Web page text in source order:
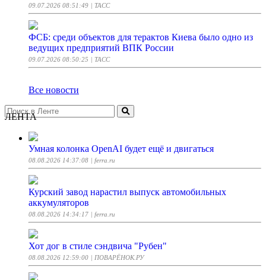
09.07.2026 08:51:49 | ТАСС
ФСБ: среди объектов для терактов Киева было одно из
ведущих предприятий ВПК России
09.07.2026 08:50:25 | ТАСС
Все новости
ЛЕНТА
Умная колонка OpenAI будет ещё и двигаться
08.08.2026 14:37:08 | ferra.ru
Курский завод нарастил выпуск автомобильных
аккумуляторов
08.08.2026 14:34:17 | ferra.ru
Хот дог в стиле сэндвича "Рубен"
08.08.2026 12:59:00 | ПОВАРЁНОК.РУ